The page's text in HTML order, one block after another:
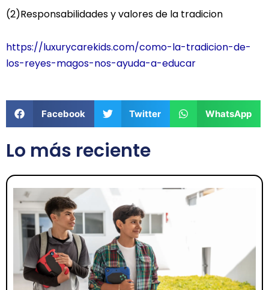
(2)Responsabilidades y valores de la tradicion
https://luxurycarekids.com/como-la-tradicion-de-
los-reyes-magos-nos-ayuda-a-educar
Facebook Twitter WhatsApp
Lo más reciente